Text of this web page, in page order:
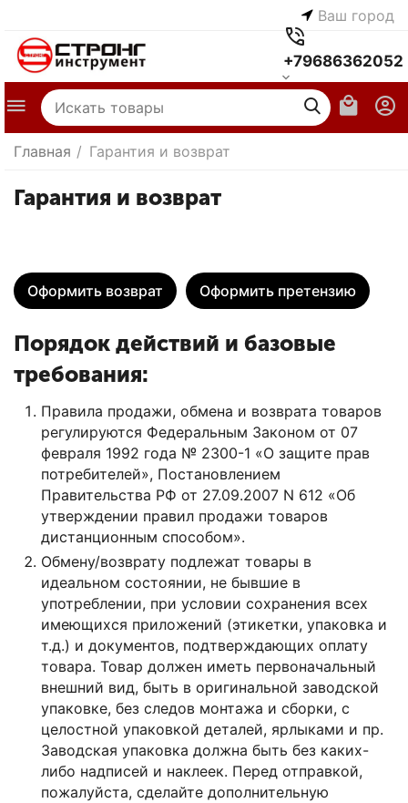
Ваш город
+79686362052
Главная / Гарантия и возврат
Гарантия и возврат
Оформить возврат Оформить претензию
Порядок действий и базовые
требования:
Правила продажи, обмена и возврата товаров
регулируются Федеральным Законом от 07
февраля 1992 года № 2300-1 «О защите прав
потребителей», Постановлением
Правительства РФ от 27.09.2007 N 612 «Об
утверждении правил продажи товаров
дистанционным способом».
Обмену/возврату подлежат товары в
идеальном состоянии, не бывшие в
употреблении, при условии сохранения всех
имеющихся приложений (этикетки, упаковка и
т.д.) и документов, подтверждающих оплату
товара. Товар должен иметь первоначальный
внешний вид, быть в оригинальной заводской
упаковке, без следов монтажа и сборки, с
целостной упаковкой деталей, ярлыками и пр.
Заводская упаковка должна быть без каких-
либо надписей и наклеек. Перед отправкой,
пожалуйста, сделайте дополнительную